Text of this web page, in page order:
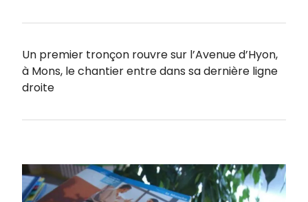
Un premier tronçon rouvre sur l’Avenue d’Hyon,
à Mons, le chantier entre dans sa dernière ligne
droite